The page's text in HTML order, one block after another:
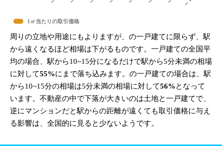
1㎡当たりの取引価格
周りの立地や用途にもよりますが、の一戸建てに限らず、駅
から遠くなるほど相場は下がるものです。一戸建ての全国平
均の場合、駅から10~15分になるだけで駅から5分未満の相場
に対して55%にまで落ち込みます。の一戸建ての場合は、駅
から10~15分の相場は5分未満の相場に対して56%となって
います。不動産の中で下落が大きいのは土地と一戸建てで、
逆にマンションだと駅からの距離が遠くても取引価格に与え
る影響は、全国的に見ると少ないようです。